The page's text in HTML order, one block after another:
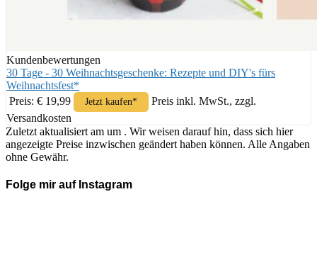
Kundenbewertungen
30 Tage - 30 Weihnachtsgeschenke: Rezepte und DIY's fürs
Weihnachtsfest*
Preis: € 19,99
Jetzt kaufen*
Preis inkl. MwSt., zzgl.
Versandkosten
Zuletzt aktualisiert am um . Wir weisen darauf hin, dass sich hier
angezeigte Preise inzwischen geändert haben können. Alle Angaben
ohne Gewähr.
Folge mir auf Instagram